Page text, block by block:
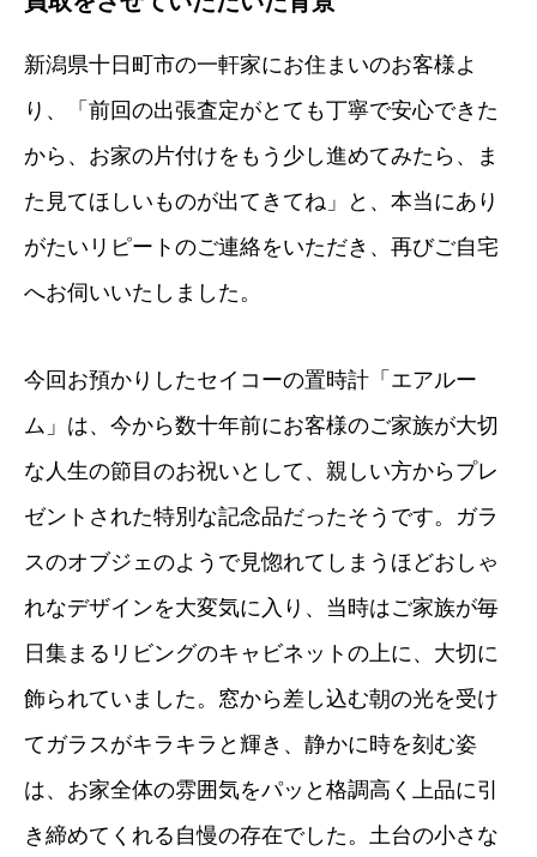
新潟県十日町市の一軒家にお住まいのお客様よ
り、「前回の出張査定がとても丁寧で安心できた
から、お家の片付けをもう少し進めてみたら、ま
た見てほしいものが出てきてね」と、本当にあり
がたいリピートのご連絡をいただき、再びご自宅
へお伺いいたしました。
今回お預かりしたセイコーの置時計「エアルー
ム」は、今から数十年前にお客様のご家族が大切
な人生の節目のお祝いとして、親しい方からプレ
ゼントされた特別な記念品だったそうです。ガラ
スのオブジェのようで見惚れてしまうほどおしゃ
れなデザインを大変気に入り、当時はご家族が毎
日集まるリビングのキャビネットの上に、大切に
飾られていました。窓から差し込む朝の光を受け
てガラスがキラキラと輝き、静かに時を刻む姿
は、お家全体の雰囲気をパッと格調高く上品に引
き締めてくれる自慢の存在でした。土台の小さな